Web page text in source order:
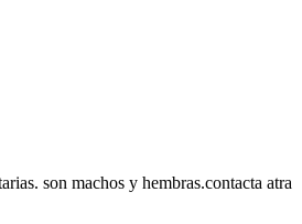
son machos y hembras.contacta atra